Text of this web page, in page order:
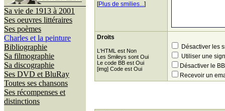
Sa vie de 1913 à 2001
Ses oeuvres littéraires
Ses poèmes
Charles et la peinture
Bibliographie
Sa filmographie
Sa discographie
Ses DVD et BluRay
Toutes ses chansons
Ses récompenses et
distinctions
[Plus de smilies...]
Droits
L'HTML est Non
Les Smileys sont Oui
Le code BB est Oui
[img] Code est Oui
Désactiver les
Utiliser une
Désactiver le
Recevoir un